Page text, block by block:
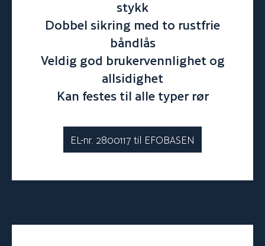
stykk
Dobbel sikring med to rustfrie
båndlås
Veldig god brukervennlighet og
allsidighet
Kan festes til alle typer rør